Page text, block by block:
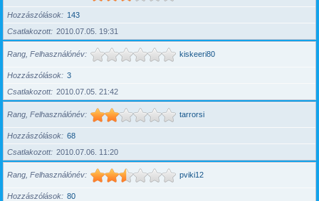
Hozzászólások
143
Csatlakozott
2010.07.05. 19:31
Rang, Felhasználónév kiskeeri80
Hozzászólások
3
Csatlakozott
2010.07.05. 21:42
Rang, Felhasználónév tarrorsi
Hozzászólások
68
Csatlakozott
2010.07.06. 11:20
Rang, Felhasználónév pviki12
Hozzászólások
80